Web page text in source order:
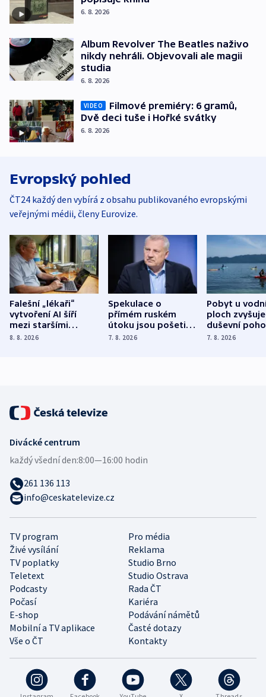
6. 8. 2026
Album Revolver The Beatles naživo
nikdy nehráli. Objevovali ale magii
studia
6. 8. 2026
VIDEO
Filmové premiéry: 6 gramů,
Dvě deci tuše i Hořké svátky
6. 8. 2026
Evropský pohled
ČT24 každý den vybírá z obsahu publikovaného evropskými
veřejnými médii, členy Eurovize.
Falešní „lékaři“
vytvoření AI šíří
mezi staršími
Poláky nebezpečné
8. 8. 2026
Spekulace o
přímém ruském
útoku jsou pošetilé,
míní estonský
7. 8. 2026
Pobyt u
ploch zvyšuje
duševní
ukázala
7. 8. 2026
TV program
Pro média
Živé vysílání
Reklama
TV poplatky
Studio Brno
Teletext
Studio Ostrava
Podcasty
Rada ČT
Počasí
Kariéra
E-shop
Podávání námětů
Mobilní a TV aplikace
Časté dotazy
Vše o ČT
Kontakty
Divácké centrum
každý všední den:8:00—16:00 hodin
261 136 113
info@ceskatelevize.cz